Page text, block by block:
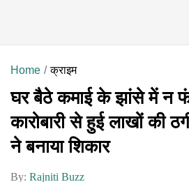
Home क्राइम
घर बैठे कमाई के झांसे में न
कारोबारी से हुई लाखों की
ने बनाया शिकार
By: Rajniti Buzz